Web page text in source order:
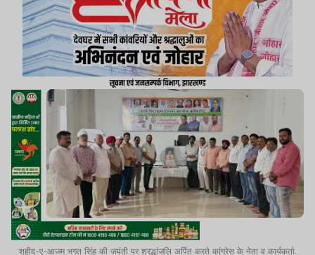
शहीद-ए-आजम भगत सिंह की जयंती पर श्रद्धांजलि अर्पित करते कांग्रेस के नेता व कार्यकर्ता.